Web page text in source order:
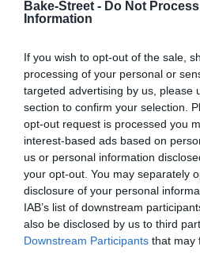
Bake-Street - Do Not
Information
If you wish to opt-out of the sale,
processing of your personal or
targeted advertising by us, please
section to confirm your selection.
opt-out request is processed you
interest-based ads based on
us or personal information
your opt-out. You may separately
disclosure of your personal
IAB’s list of downstream
also be disclosed by us to third
Downstream Participants that may
Panecillos
¿Sois de los que os gusta disfrutar
un relleno suculento? Si es que sí y/
frase, ya habíais...